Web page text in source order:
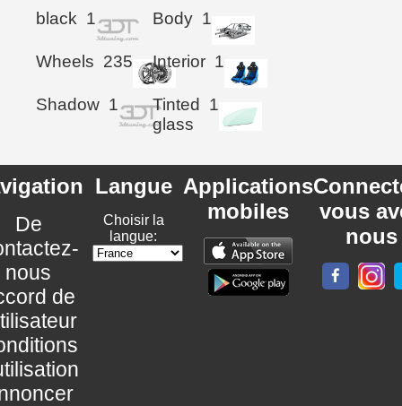
black 1 Body 1
Wheels 235 Interior 1
Shadow 1
Tinted
glass
1
De
nous
de
Langue
Choisir la
langue:
Applications
mobiles
vous
nous